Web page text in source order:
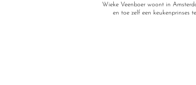
Wieke Veenboer woont in
en toe zelf een keukenprinses